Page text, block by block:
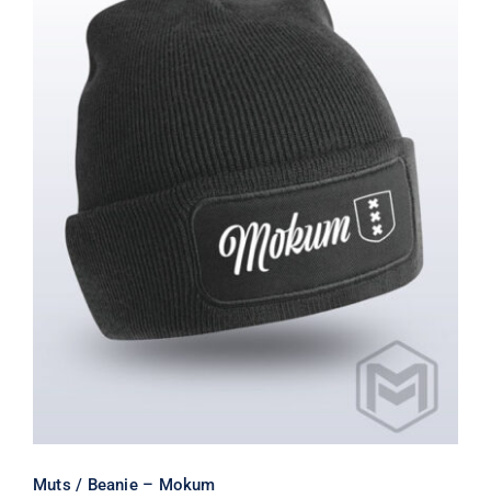
Muts / Beanie – Mokum
Gewaardeerd
5.00uit 5
Muts / Beanie – Mokum